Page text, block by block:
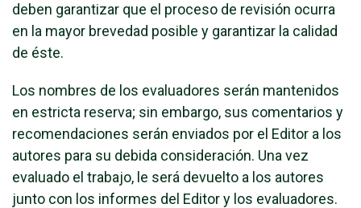
deben garantizar que el proceso de revisión ocurra
en la mayor brevedad posible y garantizar la calidad
de éste.
Los nombres de los evaluadores serán mantenidos
en estricta reserva; sin embargo, sus comentarios y
recomendaciones serán enviados por el Editor a los
autores para su debida consideración. Una vez
evaluado el trabajo, le será devuelto a los autores
junto con los informes del Editor y los evaluadores.